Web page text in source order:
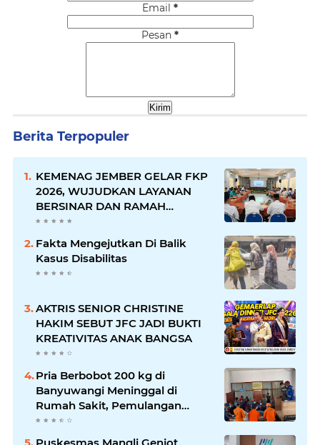
Email *
Pesan *
Berita Terpopuler
KEMENAG JEMBER GELAR FKP
2026, WUJUDKAN LAYANAN
BERSINAR DAN RAMAH
DISABILITAS
Fakta Mengejutkan Di Balik
Kasus Disabilitas
AKTRIS SENIOR CHRISTINE
HAKIM SEBUT JFC JADI BUKTI
KREATIVITAS ANAK BANGSA
Pria Berbobot 200 kg di
Banyuwangi Meninggal di
Rumah Sakit, Pemulangan
Dibantu Damkar dan Basarnas